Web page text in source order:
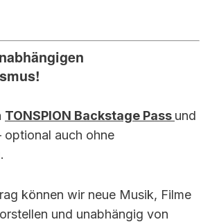
TONSPION Backstage Pass und
optional auch ohne
können wir neue Musik, Filme
und unabhängig von